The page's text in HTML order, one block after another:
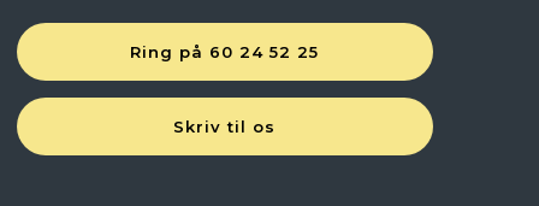
Ring på 60 24 52 25
Skriv til os